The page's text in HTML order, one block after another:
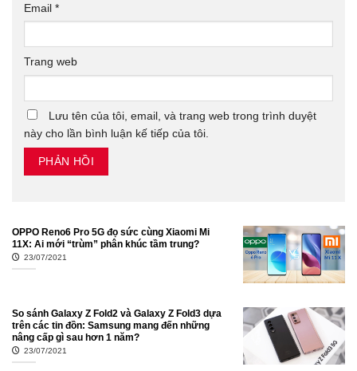
Email *
Trang web
Lưu tên của tôi, email, và trang web trong trình duyệt
này cho lần bình luận kế tiếp của tôi.
OPPO Reno6 Pro 5G đọ sức cùng Xiaomi Mi
11X: Ai mới “trùm” phân khúc tầm trung?
23/07/2021
So sánh Galaxy Z Fold2 và Galaxy Z Fold3 dựa
trên các tin đồn: Samsung mang đến những
nâng cấp gì sau hơn 1 năm?
23/07/2021